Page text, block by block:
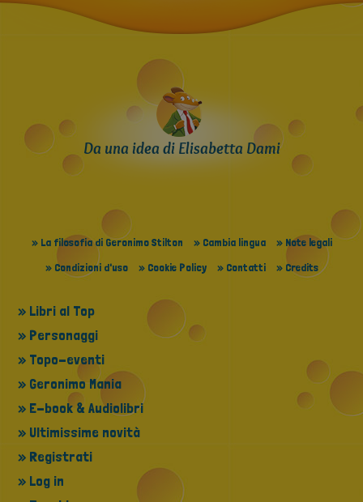
Da una idea di Elisabetta Dami
» La filosofia di Geronimo Stilton » Cambia lingua
» Note legali
» Condizioni d'uso
» Cookie Policy » Contatti » Credits
» Libri al Top
» Personaggi
» Topo-eventi
» Geronimo Mania
» E-book & Audiolibri
» Ultimissime novità
» Registrati
» Log in